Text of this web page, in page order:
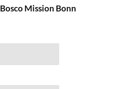
Mission Bonn